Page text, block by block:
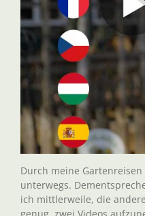
Durch meine
unterwegs.
ich mittlerweile, die
genug, zwei Videos